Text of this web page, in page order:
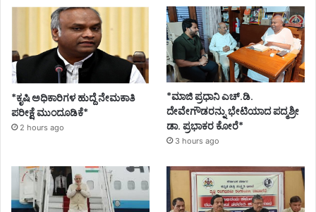
*ಕೃಷಿ ಅಧಿಕಾರಿಗಳ ಹುದ್ದೆ ನೇಮಕಾತಿ
ಪರೀಕ್ಷೆ ಮುಂದೂಡಿಕೆ*
2 hours ago
*ಮಾಜಿ ಪ್ರಧಾನಿ ಎಚ್.ಡಿ.
ದೇವೇಗೌಡರನ್ನು ಭೇಟಿಯಾದ ಪದ್ಮಶ್ರೀ
ಡಾ. ಪ್ರಭಾಕರ ಕೋರೆ*
3 hours ago